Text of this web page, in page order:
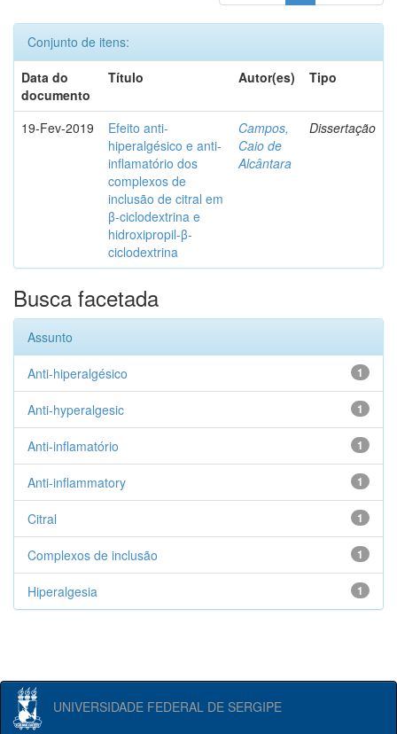
Conjunto de itens:
Data do
documento
Título Autor(es) Tipo
19-Fev-2019
Efeito anti-
hiperalgésico e anti-
inflamatório dos
complexos de
inclusão de citral em
β-ciclodextrina e
hidroxipropil-β-
ciclodextrina
Campos,
Caio de
Alcântara
Dissertação
Busca facetada
Assunto
1
Anti-hiperalgésico
1
Anti-hyperalgesic
1
Anti-inflamatório
1
Anti-inflammatory
1
Citral
1
Complexos de inclusão
1
Hiperalgesia
UNIVERSIDADE FEDERAL DE SERGIPE